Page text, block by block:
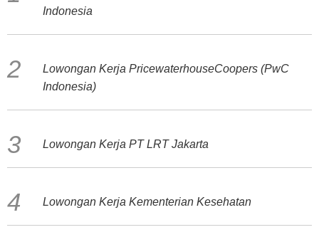
Indonesia
Lowongan Kerja PricewaterhouseCoopers (PwC
Indonesia)
Lowongan Kerja PT LRT Jakarta
Lowongan Kerja Kementerian Kesehatan